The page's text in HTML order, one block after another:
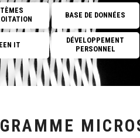
BASE DE DONNÉES
IT
DÉVELOPPEMENT
PERSONNEL